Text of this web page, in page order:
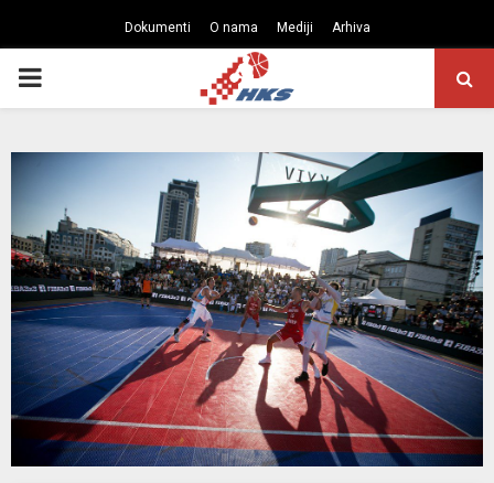
Dokumenti O nama Mediji Arhiva
PRIMARY